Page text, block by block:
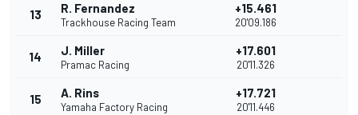
13 R. Fernandez
Trackhouse Racing Team
+15.461
20'09.186
14 J. Miller
Pramac Racing
+17.601
20'11.326
15 A. Rins
Yamaha Factory Racing
+17.721
20'11.446